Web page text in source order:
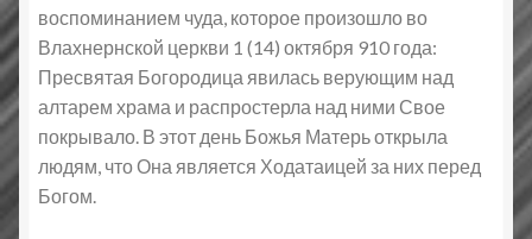
воспоминанием чуда, которое произошло во
Влахнернской церкви 1 (14) октября 910 года:
Пресвятая Богородица явилась верующим над
алтарем храма и распростерла над ними Свое
покрывало. В этот день Божья Матерь открыла
людям, что Она является Ходатаицей за них перед
Богом.